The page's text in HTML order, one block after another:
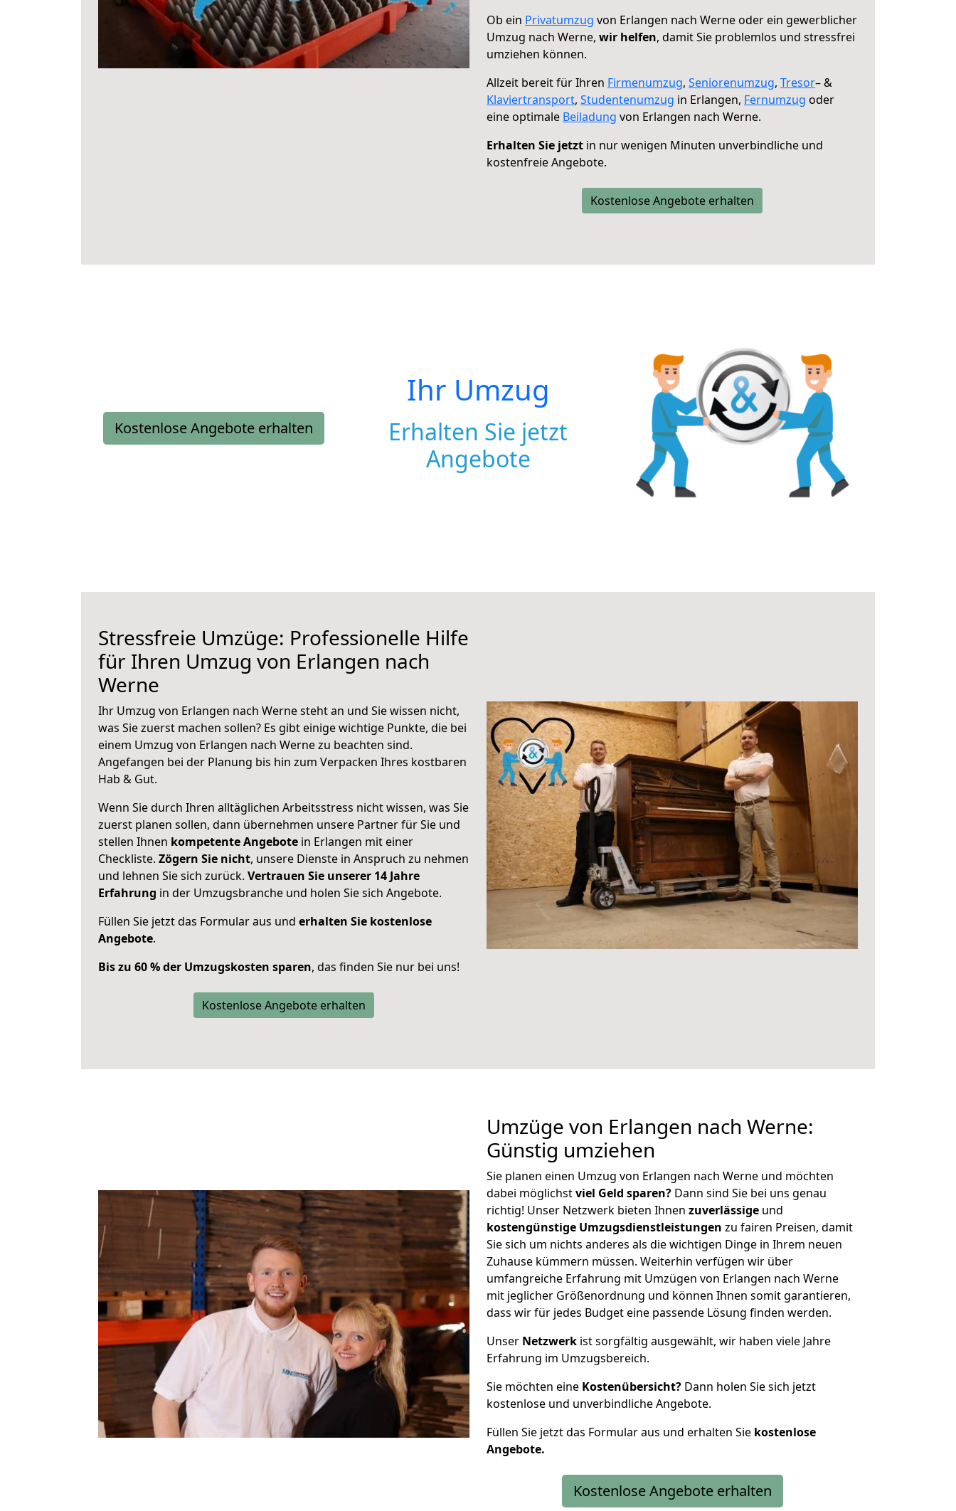
Ob ein Privatumzug von Erlangen nach Werne oder ein gewerblicher
Umzug nach Werne, wir helfen, damit Sie problemlos und stressfrei
umziehen können.
Allzeit bereit für Ihren Firmenumzug, Seniorenumzug, Tresor– &
Klaviertransport, Studentenumzug in Erlangen, Fernumzug oder
eine optimale Beiladung von Erlangen nach Werne.
Erhalten Sie jetzt in nur wenigen Minuten unverbindliche und
kostenfreie Angebote.
Kostenlose Angebote erhalten
Kostenlose Angebote erhalten
Ihr Umzug
Erhalten Sie jetzt
Angebote
Stressfreie Umzüge: Professionelle Hilfe
für Ihren Umzug von Erlangen nach
Werne
Ihr Umzug von Erlangen nach Werne steht an und Sie wissen nicht,
was Sie zuerst machen sollen? Es gibt einige wichtige Punkte, die bei
einem Umzug von Erlangen nach Werne zu beachten sind.
Angefangen bei der Planung bis hin zum Verpacken Ihres kostbaren
Hab & Gut.
Wenn Sie durch Ihren alltäglichen Arbeitsstress nicht wissen, was Sie
zuerst planen sollen, dann übernehmen unsere Partner für Sie und
stellen Ihnen kompetente Angebote in Erlangen mit einer
Checkliste. Zögern Sie nicht, unsere Dienste in Anspruch zu nehmen
und lehnen Sie sich zurück. Vertrauen Sie unserer 14 Jahre
Erfahrung in der Umzugsbranche und holen Sie sich Angebote.
Füllen Sie jetzt das Formular aus und erhalten Sie kostenlose
Angebote.
Bis zu 60 % der Umzugskosten sparen, das finden Sie nur bei uns!
Kostenlose Angebote erhalten
Umzüge von Erlangen nach Werne:
Günstig umziehen
Sie planen einen Umzug von Erlangen nach Werne und möchten
dabei möglichstviel Geld sparen? Dann sind Sie bei uns genau
richtig! Unser Netzwerk bieten Ihnen zuverlässige und
kostengünstige Umzugsdienstleistungen zu fairen Preisen, damit
Sie sich um nichts anderes als die wichtigen Dinge in Ihrem neuen
Zuhause kümmern müssen. Weiterhin verfügen wir über
umfangreiche Erfahrung mit Umzügen von Erlangen nach Werne
mit jeglicher Größenordnung und können Ihnen somit garantieren,
dass wir für jedes Budget eine passende Lösung finden werden.
Unser Netzwerk ist sorgfältig ausgewählt, wir haben viele Jahre
Erfahrung im Umzugsbereich.
Sie möchten eine Kostenübersicht? Dann holen Sie sich jetzt
kostenlose und unverbindliche Angebote.
Füllen Sie jetzt das Formular aus und erhalten Sie kostenlose
Angebote.
Kostenlose Angebote erhalten